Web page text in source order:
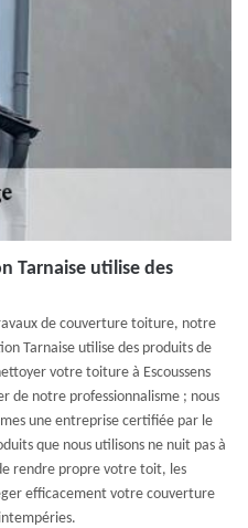
Tarnaise utilise des
de couverture toiture, notre
Tarnaise utilise des produits de
votre toiture à Escoussens
de notre professionnalisme ; nous
une entreprise certifiée par le
que nous utilisons ne nuit pas à
rendre propre votre toit, les
efficacement votre couverture